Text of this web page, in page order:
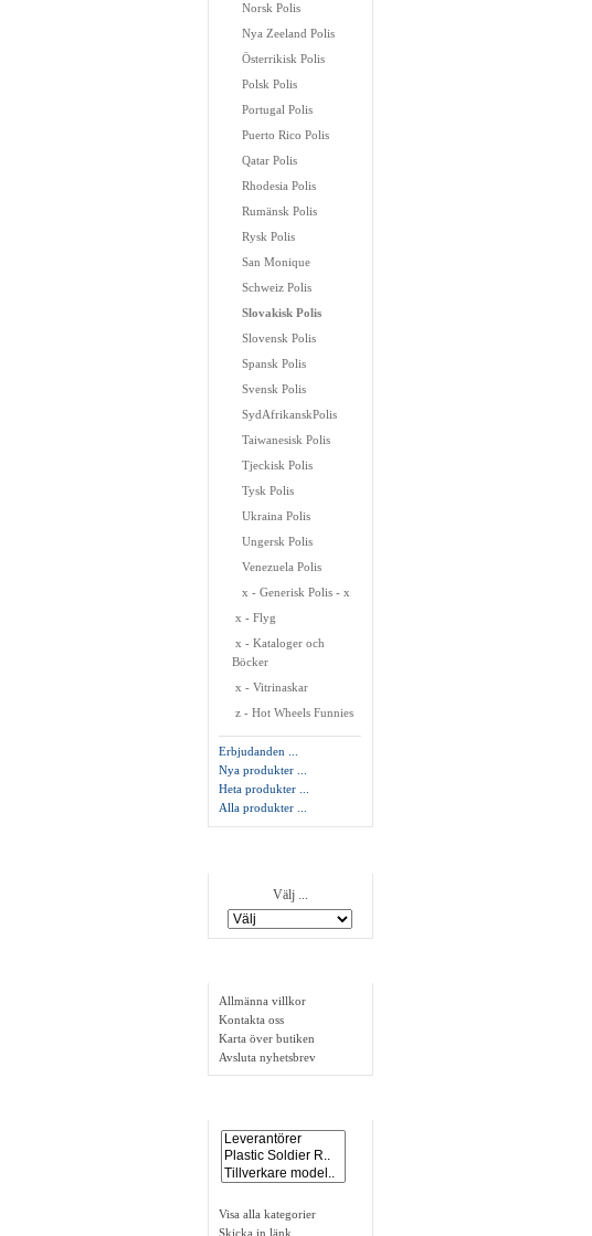
Norsk Polis
Nya Zeeland Polis
Österrikisk Polis
Polsk Polis
Portugal Polis
Puerto Rico Polis
Qatar Polis
Rhodesia Polis
Rumänsk Polis
Rysk Polis
San Monique
Schweiz Polis
Slovakisk Polis
Slovensk Polis
Spansk Polis
Svensk Polis
SydAfrikanskPolis
Taiwanesisk Polis
Tjeckisk Polis
Tysk Polis
Ukraina Polis
Ungersk Polis
Venezuela Polis
x - Generisk Polis - x
x - Flyg
x - Kataloger och
Böcker
x - Vitrinaskar
z - Hot Wheels Funnies
Erbjudanden ...
Nya produkter ...
Heta produkter ...
Alla produkter ...
Välj ...
Allmänna villkor
Kontakta oss
Karta över butiken
Avsluta nyhetsbrev
Visa alla kategorier
Skicka in länk